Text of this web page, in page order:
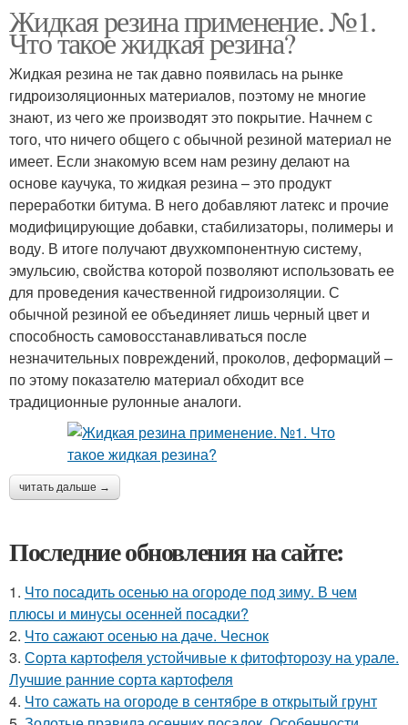
Жидкая резина применение. №1.
Что такое жидкая резина?
Жидкая резина не так давно появилась на рынке
гидроизоляционных материалов, поэтому не многие
знают, из чего же производят это покрытие. Начнем с
того, что ничего общего с обычной резиной материал не
имеет. Если знакомую всем нам резину делают на
основе каучука, то жидкая резина – это продукт
переработки битума. В него добавляют латекс и прочие
модифицирующие добавки, стабилизаторы, полимеры и
воду. В итоге получают двухкомпонентную систему,
эмульсию, свойства которой позволяют использовать ее
для проведения качественной гидроизоляции. С
обычной резиной ее объединяет лишь черный цвет и
способность самовосстанавливаться после
незначительных повреждений, проколов, деформаций –
по этому показателю материал обходит все
традиционные рулонные аналоги.
читать дальше →
Последние обновления на сайте:
1. Что посадить осенью на огороде под зиму. В чем
плюсы и минусы осенней посадки?
2. Что сажают осенью на даче. Чеснок
3. Сорта картофеля устойчивые к фитофторозу на урале.
Лучшие ранние сорта картофеля
4. Что сажать на огороде в сентябре в открытый грунт